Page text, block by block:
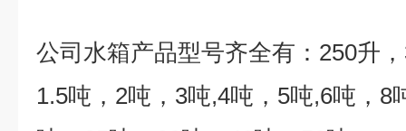
公司水箱产品型号齐全有： 250升，
1.5吨， 2吨， 3吨,4吨， 5吨,6吨， 8